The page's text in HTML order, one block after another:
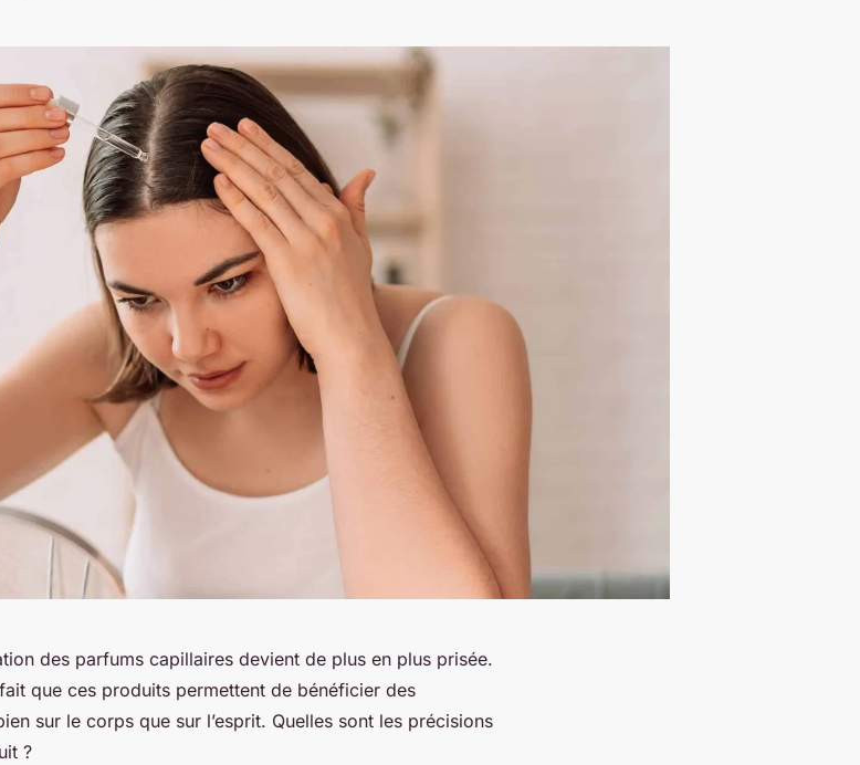
des parfums capillaires devient de plus en plus prisée.
que ces produits permettent de bénéficier des
sur le corps que sur l’esprit. Quelles sont les précisions
?